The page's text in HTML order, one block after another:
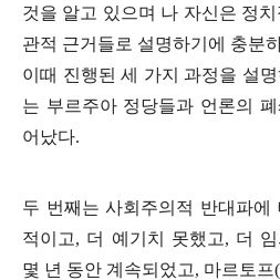
것을 알고 있으며 나 자신은 정
관적 근거들로 설명하기에 충분
이때 진행된 세 가지 과정을 설
는 부르주아 정당들과 언론의
어났다.
두 번째는 사회주의적 반대파
적이고, 더 예기치 못했고, 더
몇 년 동안 계속되었고, 마르토프